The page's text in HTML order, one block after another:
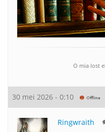
O mia lost
30 mei 2026 - 0:10
Ringwraith